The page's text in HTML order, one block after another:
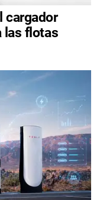
cargador
las flotas